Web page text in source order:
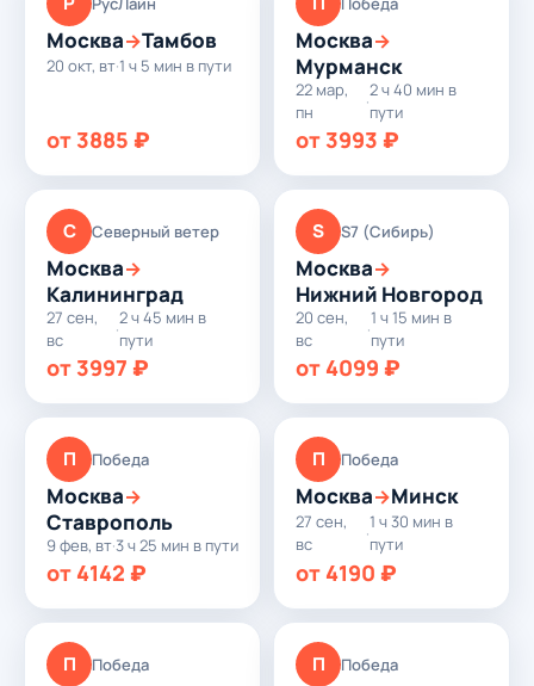
Москва→Тамбов
20 окт, вт·1 ч 5 мин в пути
от 3885 ₽
Москва→
Мурманск
22 мар,
пн
·
2 ч 40 мин в
пути
от 3993 ₽
С Северный ветер
Москва→
Калининград
27 сен,
вс
·
2 ч 45 мин в
пути
от 3997 ₽
S S7 (Сибирь)
Москва→
Нижний Новгород
20 сен,
вс
·
1 ч 15 мин в
пути
от 4099 ₽
П Победа
Москва→
Ставрополь
9 фев, вт·3 ч 25 мин в пути
от 4142 ₽
П Победа
Москва→Минск
27 сен,
вс
·
1 ч 30 мин в
пути
от 4190 ₽
П Победа П Победа